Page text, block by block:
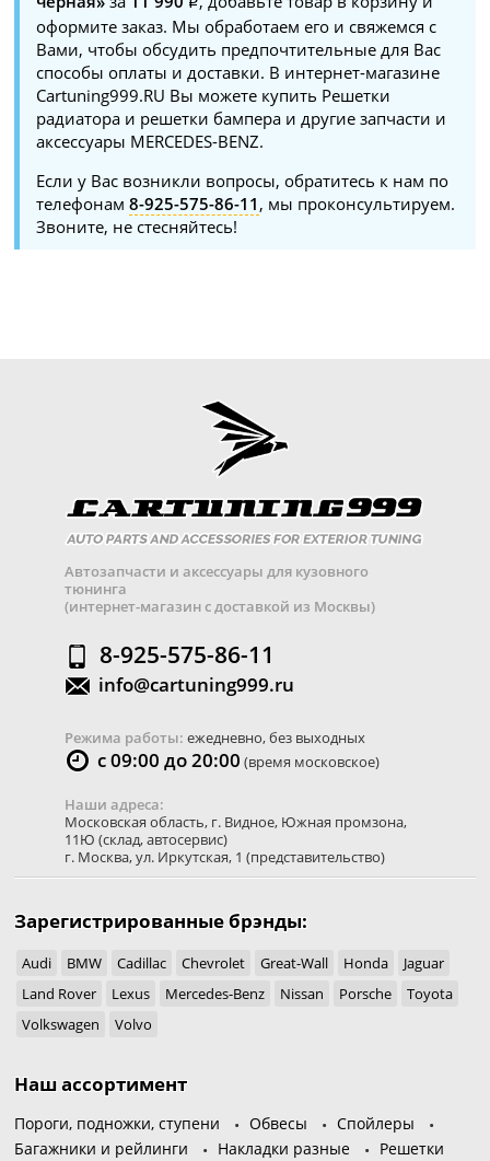
оформите заказ. Мы обработаем его и свяжемся с
Вами, чтобы обсудить предпочтительные для Вас
способы оплаты и доставки. В интернет-магазине
Cartuning999.RU Вы можете купить Решетки
радиатора и решетки бампера и другие запчасти и
аксессуары MERCEDES-BENZ.
Если у Вас возникли вопросы, обратитесь к нам по
телефонам8-925-575-86-11 , мы проконсультируем.
Звоните, не стесняйтесь!
Автозапчасти и аксессуары для кузовного
тюнинга
(интернет-магазин с доставкой из Москвы)
8-925-575-86-11
info@cartuning999.ru
Режима работы: ежедневно, без выходных
с 09:00 до 20:00 (время московское)
Наши адреса:
Московская область, г. Видное, Южная промзона,
11Ю (склад, автосервис)
г. Москва,ул. Иркутская, 1 (представительство)
Зарегистрированные брэнды:
Audi BMW Cadillac Chevrolet Great-Wall Honda
Jaguar
Land Rover
Lexus Mercedes-Benz Nissan Porsche
Toyota
Volkswagen
Volvo
Наш ассортимент
Пороги, подножки, ступени Обвесы
Спойлеры
Багажники и рейлинги
Накладки разные
Решетки